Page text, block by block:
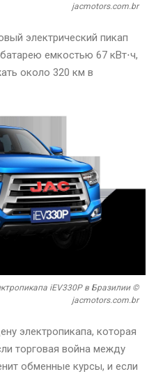
jacmotors.com.br
электрический пикап
емкостью 67 кВт⋅ч,
около 320 км в
iEV330P в Бразилии ©
jacmotors.com.br
электропикапа, которая
торговая война между
обменные курсы, и если